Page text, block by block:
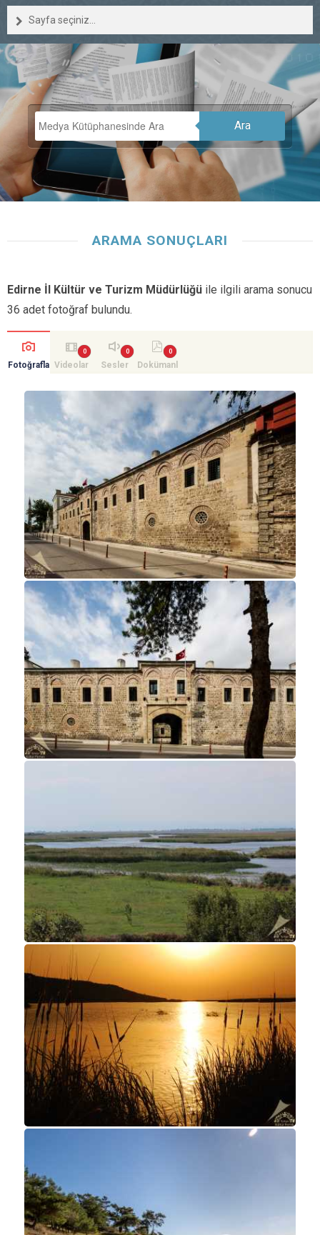
Sayfa seçiniz...
Ara
ARAMA SONUÇLARI
Edirne İl Kültür ve Turizm Müdürlüğü ile ilgili arama sonucu
36 adet fotoğraf bulundu.
Fotoğrafla Videolar Sesler
Dokümanl